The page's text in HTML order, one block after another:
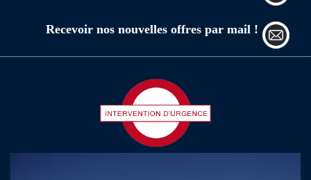
Recevoir nos nouvelles offres par mail !